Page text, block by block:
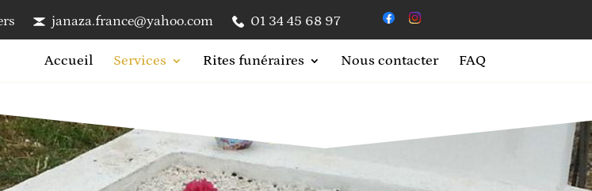
janaza.france@yahoo.com 01 34 45 68 97
Accueil Services Rites funéraires Nous contacter FAQ